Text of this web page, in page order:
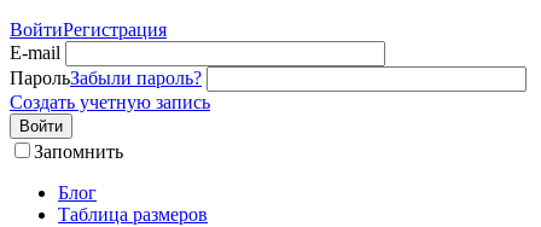
ВойтиРегистрация
E-mail
ПарольЗабыли пароль?
Создать учетную запись
Войти
Запомнить
Блог
Таблица размеров